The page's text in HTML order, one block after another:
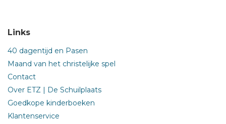
Links
40 dagentijd en Pasen
Maand van het christelijke spel
Contact
Over ETZ | De Schuilplaats
Goedkope kinderboeken
Klantenservice